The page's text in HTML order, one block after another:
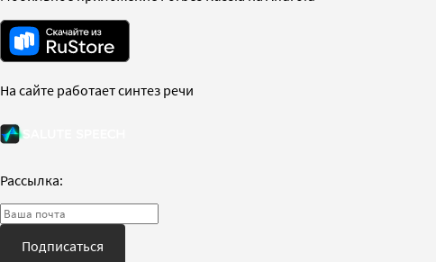
На сайте работает синтез речи
Рассылка:
Подписаться